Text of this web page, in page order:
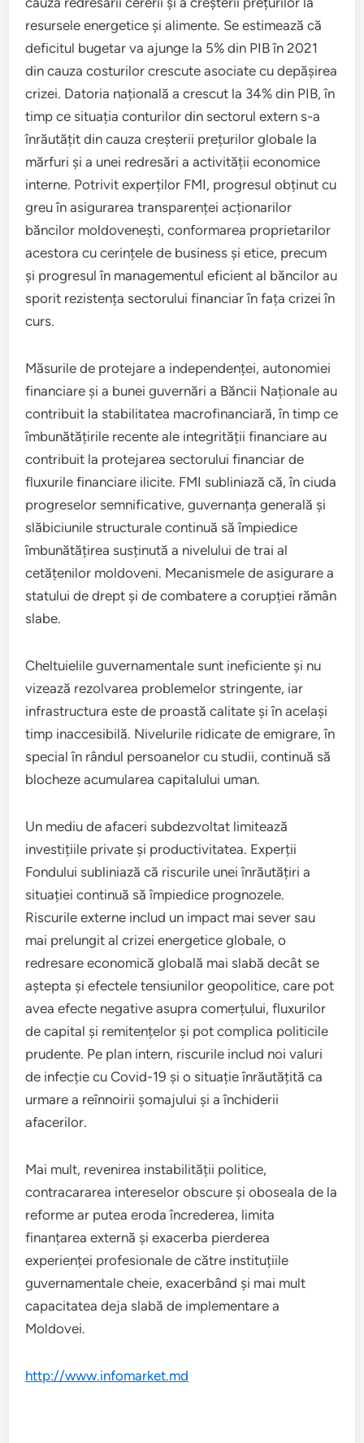
resursele energetice și alimente. Se estimează că
deficitul bugetar va ajunge la 5% din PIB în 2021
din cauza costurilor crescute asociate cu depășirea
crizei. Datoria națională a crescut la 34% din PIB, în
timp ce situația conturilor din sectorul extern s-a
înrăutățit din cauza creșterii prețurilor globale la
mărfuri și a unei redresări a activității economice
interne. Potrivit experților FMI, progresul obținut cu
greu în asigurarea transparenței acționarilor
băncilor moldovenești, conformarea proprietarilor
acestora cu cerințele de business și etice, precum
și progresul în managementul eficient al băncilor au
sporit rezistența sectorului financiar în fața crizei în
curs.
Măsurile de protejare a independenței, autonomiei
financiare și a bunei guvernări a Băncii Naționale au
contribuit la stabilitatea macrofinanciară, în timp ce
îmbunătățirile recente ale integrității financiare au
contribuit la protejarea sectorului financiar de
fluxurile financiare ilicite. FMI subliniază că, în ciuda
progreselor semnificative, guvernanța generală și
slăbiciunile structurale continuă să împiedice
îmbunătățirea susținută a nivelului de trai al
cetățenilor moldoveni. Mecanismele de asigurare a
statului de drept și de combatere a corupției rămân
slabe.
Cheltuielile guvernamentale sunt ineficiente și nu
vizează rezolvarea problemelor stringente, iar
infrastructura este de proastă calitate și în același
timp inaccesibilă. Nivelurile ridicate de emigrare, în
special în rândul persoanelor cu studii, continuă să
blocheze acumularea capitalului uman.
Un mediu de afaceri subdezvoltat limitează
investițiile private și productivitatea. Experții
Fondului subliniază că riscurile unei înrăutățiri a
situației continuă să împiedice prognozele.
Riscurile externe includ un impact mai sever sau
mai prelungit al crizei energetice globale, o
redresare economică globală mai slabă decât se
aștepta și efectele tensiunilor geopolitice, care pot
avea efecte negative asupra comerțului, fluxurilor
de capital și remitențelor și pot complica politicile
prudente. Pe plan intern, riscurile includ noi valuri
de infecție cu Covid-19 și o situație înrăutățită ca
urmare a reînnoirii șomajului și a închiderii
afacerilor.
Mai mult, revenirea instabilității politice,
contracararea intereselor obscure și oboseala de la
reforme ar putea eroda încrederea, limita
finanțarea externă și exacerba pierderea
experienței profesionale de către instituțiile
guvernamentale cheie, exacerbând și mai mult
capacitatea deja slabă de implementare a
Moldovei.
http://www.infomarket.md